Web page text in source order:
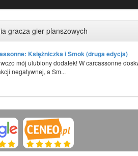
gracza gier planszowych
Księżniczka i Smok (druga edycja)
mój ulubiony dodatek! W carcassonne
negatywnej, a Sm...